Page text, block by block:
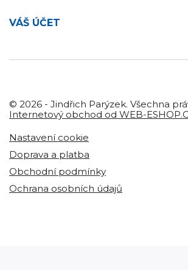
VÁŠ ÚČET
© 2026 - Jindřich Parýzek. Všechna
Internetový obchod od WEB-
Nastavení cookie
Doprava a platba
Obchodní podmínky
Ochrana osobních údajů